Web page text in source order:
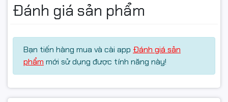
#AULAF2023 #combobanphimchuot #banphimgiaco
#phongnet #phongmay #phukienmaytinh
#NgocThoComputer
Đánh giá sản phẩm
Bạn tiến hàng mua và cài app Đánh giá sản
phẩm mới sử dụng được tính năng này!